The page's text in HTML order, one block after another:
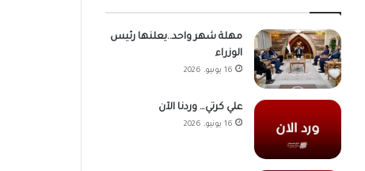
مهلة شهر واحد..يعلنها رئيس
الوزراء
16 يونيو، 2026
علي كرتي… وردنا الآن
16 يونيو، 2026